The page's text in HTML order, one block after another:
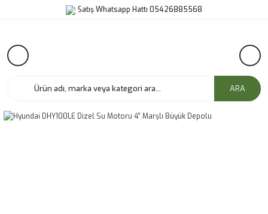
Satış Whatsapp Hattı 05426885568
ARA